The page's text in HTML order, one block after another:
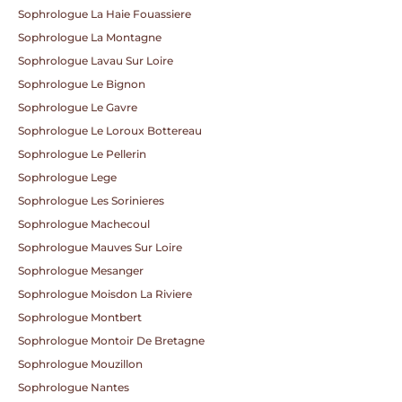
Sophrologue La Haie Fouassiere
Sophrologue La Montagne
Sophrologue Lavau Sur Loire
Sophrologue Le Bignon
Sophrologue Le Gavre
Sophrologue Le Loroux Bottereau
Sophrologue Le Pellerin
Sophrologue Lege
Sophrologue Les Sorinieres
Sophrologue Machecoul
Sophrologue Mauves Sur Loire
Sophrologue Mesanger
Sophrologue Moisdon La Riviere
Sophrologue Montbert
Sophrologue Montoir De Bretagne
Sophrologue Mouzillon
Sophrologue Nantes